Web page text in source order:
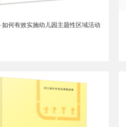
如何有效实施幼儿园主题性区域活动